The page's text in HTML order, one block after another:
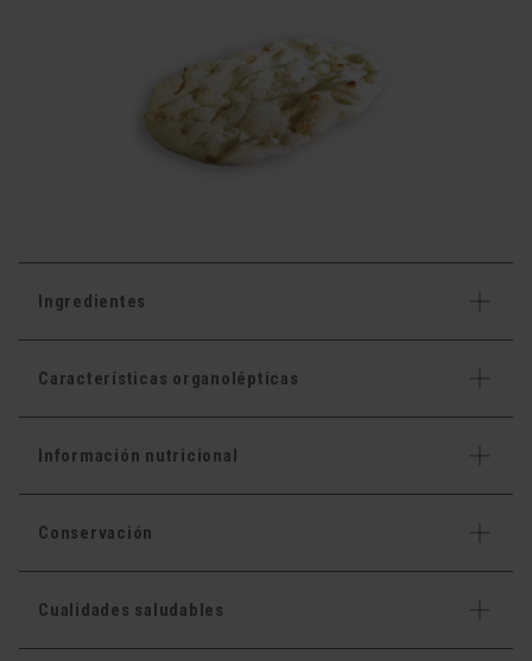
Ingredientes
Características organolépticas
Información nutricional
Conservación
Cualidades saludables